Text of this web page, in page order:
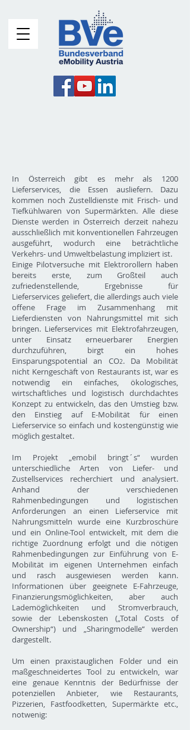
In Österreich gibt es mehr als 1200
Lieferservices, die Essen ausliefern. Dazu
kommen noch Zustelldienste mit Frisch- und
Tiefkühlwaren von Supermärkten. Alle diese
Dienste werden in Österreich derzeit nahezu
ausschließlich mit konventionellen Fahrzeugen
ausgeführt, wodurch eine beträchtliche
Verkehrs- und Umweltbelastung impliziert ist.
Einige Pilotversuche mit Elektrorollern haben
bereits erste, zum Großteil auch
zufriedenstellende, Ergebnisse für
Lieferservices geliefert, die allerdings auch viele
offene Frage im Zusammenhang mit
Lieferdiensten von Nahrungsmittel mit sich
bringen. Lieferservices mit Elektrofahrzeugen,
unter Einsatz erneuerbarer Energien
durchzuführen, birgt ein hohes
Einsparungspotential an CO2. Da Mobilität
nicht Kerngeschäft von Restaurants ist, war es
notwendig ein einfaches, ökologisches,
wirtschaftliches und logistisch durchdachtes
Konzept zu entwickeln, das den Umstieg bzw.
den Einstieg auf E-Mobilität für einen
Lieferservice so einfach und kostengünstig wie
möglich gestaltet.
Im Projekt „emobil bringt´s“ wurden
unterschiedliche Arten von Liefer- und
Zustellservices recherchiert und analysiert.
Anhand der verschiedenen
Rahmenbedingungen und logistischen
Anforderungen an einen Lieferservice mit
Nahrungsmitteln wurde eine Kurzbroschüre
und ein Online-Tool entwickelt, mit dem die
richtige Zuordnung erfolgt und die nötigen
Rahmenbedingungen zur Einführung von E-
Mobilität im eigenen Unternehmen einfach
und rasch ausgewiesen werden kann.
Informationen über geeignete E-Fahrzeuge,
Finanzierungsmöglichkeiten, aber auch
Lademöglichkeiten und Stromverbrauch,
sowie der Lebenskosten („Total Costs of
Ownership“) und „Sharingmodelle“ werden
dargestellt.
Um einen praxistauglichen Folder und ein
maßgeschneidertes Tool zu entwickeln, war
eine genaue Kenntnis der Bedürfnisse der
potenziellen Anbieter, wie Restaurants,
Pizzerien, Fastfoodketten, Supermärkte etc.,
notwenig: